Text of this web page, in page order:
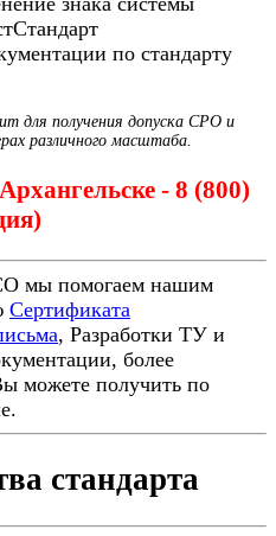
по стандарту
для получения допуска СРО и
различного масштаба.
- 8 (800)
мы помогаем нашим
Сертификата
, Разработки ТУ и
более
можете получить по
стандарта